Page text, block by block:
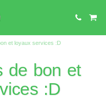
et loyaux services :D
de bon et
:D